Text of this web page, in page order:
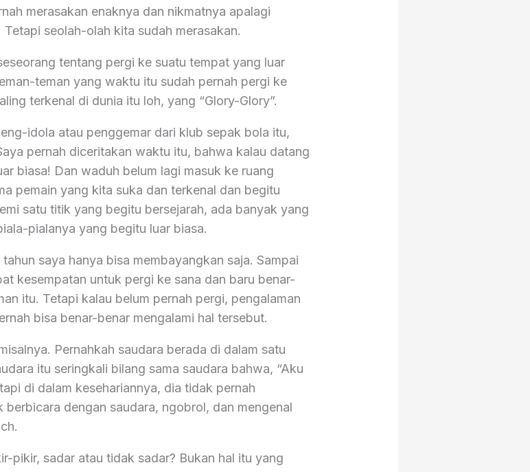
merasakan enaknya dan nikmatnya apalagi
seolah-olah kita sudah merasakan.
tentang pergi ke suatu tempat yang luar
teman yang waktu itu sudah pernah pergi ke
terkenal di dunia itu loh, yang “Glory-Glory”.
idola atau penggemar dari klub sepak bola itu,
pernah diceritakan waktu itu, bahwa kalau datang
biasa! Dan waduh belum lagi masuk ke ruang
pemain yang kita suka dan terkenal dan begitu
satu titik yang begitu bersejarah, ada banyak yang
pialanya yang begitu luar biasa.
saya hanya bisa membayangkan saja. Sampai
kesempatan untuk pergi ke sana dan baru benar-
itu. Tetapi kalau belum pernah pergi, pengalaman
bisa benar-benar mengalami hal tersebut.
Pernahkah saudara berada di dalam satu
itu seringkali bilang sama saudara bahwa, “Aku
di dalam kesehariannya, dia tidak pernah
dengan saudara, ngobrol, dan mengenal
pikir, sadar atau tidak sadar? Bukan hal itu yang